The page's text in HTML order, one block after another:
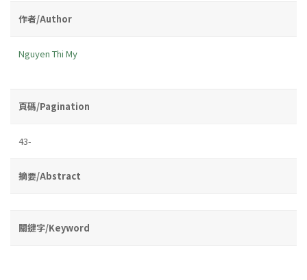
作者/Author
Nguyen Thi My
頁碼/Pagination
43-
摘要/Abstract
關鍵字/Keyword